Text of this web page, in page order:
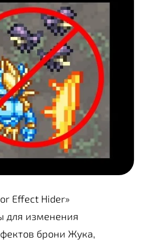
Effect Hider»
для изменения
брони Жука,